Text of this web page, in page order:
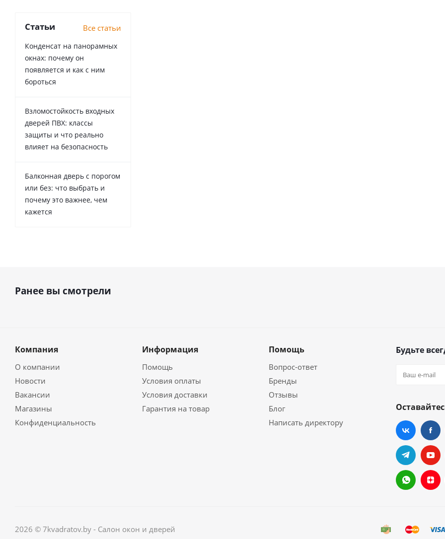
Статьи Все статьи
Конденсат на панорамных
окнах: почему он
появляется и как с ним
бороться
Взломостойкость входных
дверей ПВХ: классы
защиты и что реально
влияет на безопасность
Балконная дверь с порогом
или без: что выбрать и
почему это важнее, чем
кажется
Ранее вы смотрели
Компания
О компании
Новости
Вакансии
Магазины
Конфиденциальность
Информация
Помощь
Условия оплаты
Условия доставки
Гарантия на товар
Помощь
Вопрос-ответ
Бренды
Отзывы
Блог
Написать директору
Будьте
2026 © 7kvadratov.by - Салон окон и дверей